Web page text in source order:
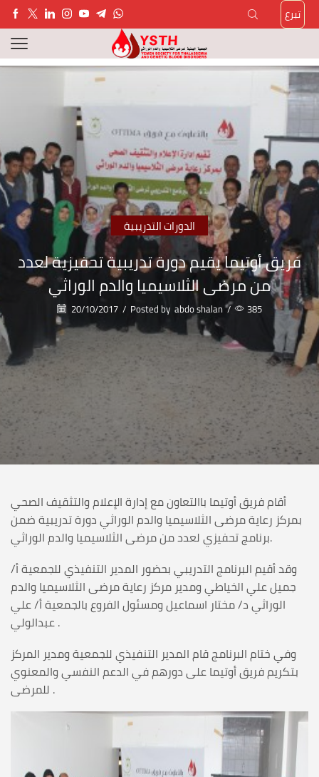
تبرع
الدورات التدريبية
فريق أوتيما يقيم دورة تدريبية تحفيزية لعدد
من مرضى الثلاسيميا والدم الوراثي
20/10/2017 / Posted by abdo shalan / 385
أقام فريق أوتيما باالتعاون مع إدارة الإعلام والتثقيف الصحي
بمركز رعاية مرضى الثلاسيميا والدم الوراثي دورة تدريبية ضمن
برنامج تحفيزي لعدد من مرضى الثلاسيميا والدم الوراثي.
وقد أقيم البرنامج التدريبي بحضور المدير التنفيذي للجمعية أ/
جميل علي الخياطي ومدير مركز رعاية مرضى الثلاسيميا والدم
الوراثي د/ مختار اسماعيل ومسئول الفروع بالجمعية أ/ علي
عبدالولي .
وفي ختام البرنامج قام المدير التنفيذي للجمعية ومدير المركز
بتكريم فريق أوتيما على دورهم في الدعم النفسي والمعنوي
للمرضى .